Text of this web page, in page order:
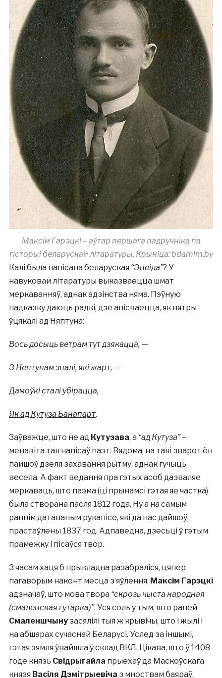
Максім Гарэцкі – аўтар першага падручніка па
гісторыі беларускай літаратуры. Крыніца: bdamlm.by
Калі была напісана беларуская “Энеіда”? У
навуковай літаратуры выказваецца шмат
меркаванняў, аднак адзінства няма. Пэўную
падказку даюць радкі, дзе апісваецца, як вятры
ўцякалі ад Няптуна:
Вось досыць ветрам тут дзякацца, —
З Нептунам зналі, які жарт, —
Дамоўкі сталі убірацца,
Як ад Кутуза Банапарт.
Заўважце, што не ад Кутузава, а “ад Кутуза”–
менавіта так напісаў паэт. Вядома, на такі зварот ён
пайшоў дзеля захавання рытму, аднак гучыць
весела. А факт ведання пра гэтых асоб дазваляе
меркаваць, што паэма (ці прынамсі гэтая яе частка)
была створана пасля 1812 года. Ну а на самым
раннім датаваным рукапісе, які да нас дайшоў,
прастаўлены 1837 год. Адпаведна, дзесьці ў гэтым
прамежку і пісаўся твор.
З часам хаця б прыкладна разабраліся, цяпер
пагаворым наконт месца з’яўлення. Максім Гарэцкі
адзначаў, што мова твора “скрозь чыста народная
(смаленская гутарка)”. Уся соль у тым, што раней
Смаленшчынузасялілі тыя ж крывічы, што і жылі і
на абшарах сучаснай Беларусі. Услед за іншымі,
гэтая зямля ўвайшла ў склад ВКЛ. Цікава, што ў 1408
годе князь Свідрыгайла прыехаў да Маскоўскага
князя Васіля Дзмітрыевіча з мноствам баяраў,